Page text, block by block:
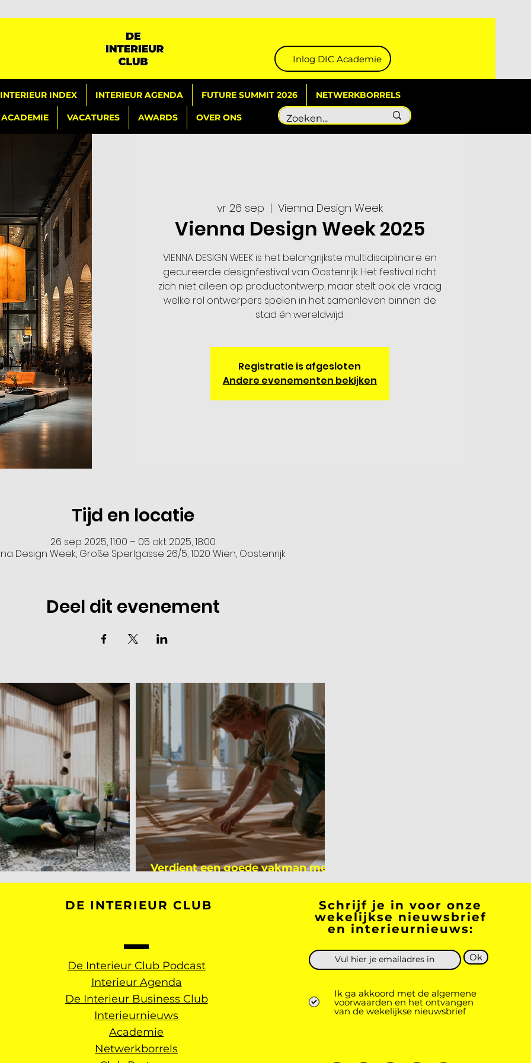
Inlog DIC Academie
INTERIEUR INDEX INTERIEUR AGENDA FUTURE SUMMIT 2026 NETWERKBORRELS
ACADEMIE VACATURES AWARDS OVER ONS
vr 26 sep
  |
Vienna Design Week
Vienna Design Week 2025
VIENNA DESIGN WEEK is het belangrijkste multidisciplinaire en
gecureerde designfestival van Oostenrijk. Het festival richt
zich niet alleen op productontwerp, maar stelt ook de vraag
welke rol ontwerpers spelen in het samenleven binnen de
stad én wereldwijd.
Registratie is afgesloten
Andere evenementen bekijken
Tijd en locatie
26 sep 2025, 11:00 – 05 okt 2025, 18:00
Design Week, Große Sperlgasse 26/5, 1020 Wien, Oostenrijk
Deel dit evenement
bij Mark Mutsaers
Verdient een goede vakman meer
dan een gemiddelde academicus?
DE INTERIEUR CLUB
De Interieur Club Podcast
Interieur Agenda
De Interieur Business Club
Interieurnieuws
Academie
Netwerkborrels
Schrijf je in voor onze
wekelijkse nieuwsbrief
en interieurnieuws:
Ok
Ik ga akkoord met de algemene
voorwaarden en het ontvangen
van de wekelijkse nieuwsbrief